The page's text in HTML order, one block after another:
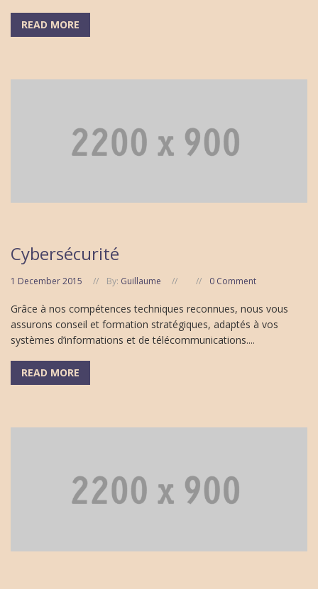
READ MORE
Cybersécurité
1 December 2015 By: Guillaume 0 Comment
Grâce à nos compétences techniques reconnues, nous vous
assurons conseil et formation stratégiques, adaptés à vos
systèmes d’informations et de télécommunications....
READ MORE